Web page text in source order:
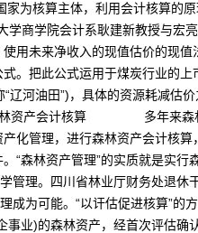
体，利用会计核算的原理
商学院会计系耿建新教授与宏
用未来净收入的现值估价的现
。把此公式运用于煤炭行业的上
辽河油田”)，具体的资源耗减估
产会计核算 多年来森林资
化管理，进行森林资产会计核
“森林资产管理”的实质就是实
管理。四川省林业厅财务处退
成为可能。“以讦估促进核算”的
业)的森林资产，经首次评估确